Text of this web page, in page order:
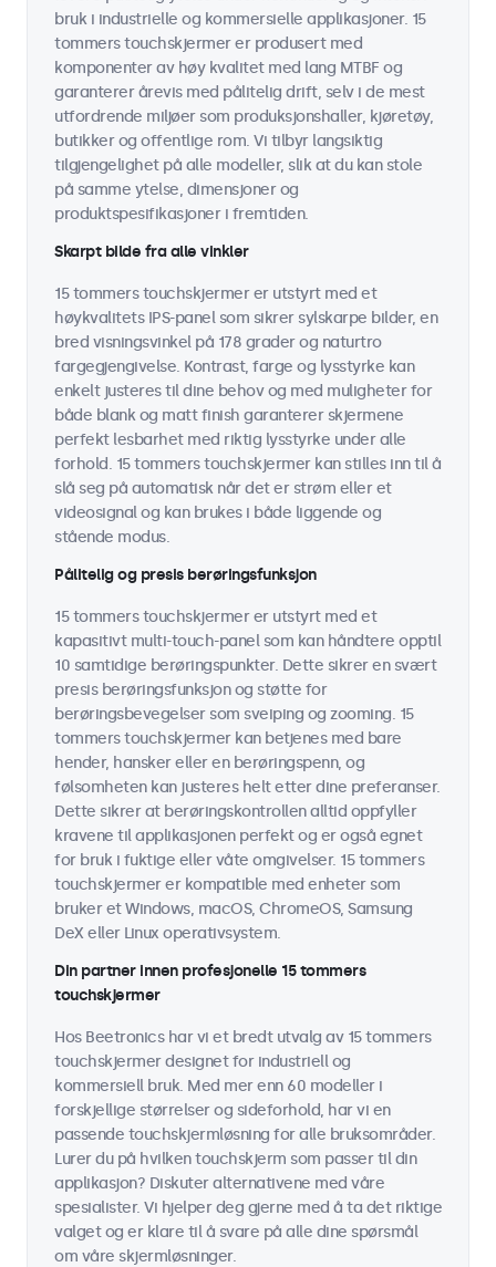
bruk i industrielle og kommersielle applikasjoner. 15
tommers touchskjermer er produsert med
komponenter av høy kvalitet med lang MTBF og
garanterer årevis med pålitelig drift, selv i de mest
utfordrende miljøer som produksjonshaller, kjøretøy,
butikker og offentlige rom. Vi tilbyr langsiktig
tilgjengelighet på alle modeller, slik at du kan stole
på samme ytelse, dimensjoner og
produktspesifikasjoner i fremtiden.
Skarpt bilde fra alle vinkler
15 tommers touchskjermer er utstyrt med et
høykvalitets IPS-panel som sikrer sylskarpe bilder, en
bred visningsvinkel på 178 grader og naturtro
fargegjengivelse. Kontrast, farge og lysstyrke kan
enkelt justeres til dine behov og med muligheter for
både blank og matt finish garanterer skjermene
perfekt lesbarhet med riktig lysstyrke under alle
forhold. 15 tommers touchskjermer kan stilles inn til å
slå seg på automatisk når det er strøm eller et
videosignal og kan brukes i både liggende og
stående modus.
Pålitelig og presis berøringsfunksjon
15 tommers touchskjermer er utstyrt med et
kapasitivt multi-touch-panel som kan håndtere opptil
10 samtidige berøringspunkter. Dette sikrer en svært
presis berøringsfunksjon og støtte for
berøringsbevegelser som sveiping og zooming. 15
tommers touchskjermer kan betjenes med bare
hender, hansker eller en berøringspenn, og
følsomheten kan justeres helt etter dine preferanser.
Dette sikrer at berøringskontrollen alltid oppfyller
kravene til applikasjonen perfekt og er også egnet
for bruk i fuktige eller våte omgivelser. 15 tommers
touchskjermer er kompatible med enheter som
bruker et Windows, macOS, ChromeOS, Samsung
DeX eller Linux operativsystem.
Din partner innen profesjonelle 15 tommers
touchskjermer
Hos Beetronics har vi et bredt utvalg av 15 tommers
touchskjermer designet for industriell og
kommersiell bruk. Med mer enn 60 modeller i
forskjellige størrelser og sideforhold, har vi en
passende touchskjermløsning for alle bruksområder.
Lurer du på hvilken touchskjerm som passer til din
applikasjon? Diskuter alternativene med våre
spesialister. Vi hjelper deg gjerne med å ta det riktige
valget og er klare til å svare på alle dine spørsmål
om våre skjermløsninger.